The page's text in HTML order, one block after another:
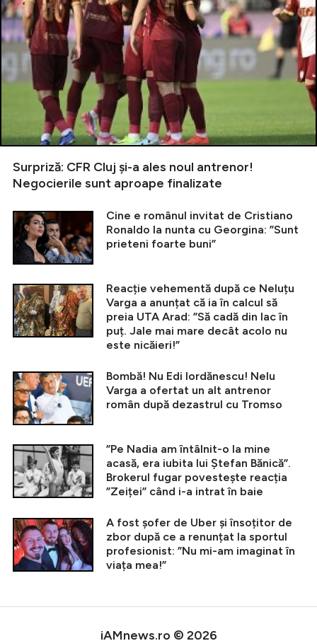
Surpriză: CFR Cluj și-a ales noul antrenor!
Negocierile sunt aproape finalizate
Cine e românul invitat de Cristiano
Ronaldo la nunta cu Georgina: ”Sunt
prieteni foarte buni”
Reacție vehementă după ce Neluțu
Varga a anunțat că ia în calcul să
preia UTA Arad: ”Să cadă din lac în
puț. Jale mai mare decât acolo nu
este nicăieri!”
Bombă! Nu Edi Iordănescu! Nelu
Varga a ofertat un alt antrenor
român după dezastrul cu Tromso
”Pe Nadia am întâlnit-o la mine
acasă, era iubita lui Ștefan Bănică”.
Brokerul fugar povestește reacția
”Zeiței” când i-a intrat în baie
A fost șofer de Uber și însoțitor de
zbor după ce a renunțat la sportul
profesionist: ”Nu mi-am imaginat în
viața mea!”
iAMnews.ro © 2026